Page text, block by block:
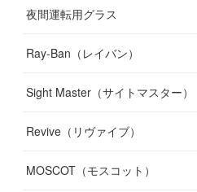
夜間運転用グラス
Ray-Ban（レイバン）
Sight Master（サイトマスター）
Revive（リヴァイブ）
MOSCOT（モスコット）